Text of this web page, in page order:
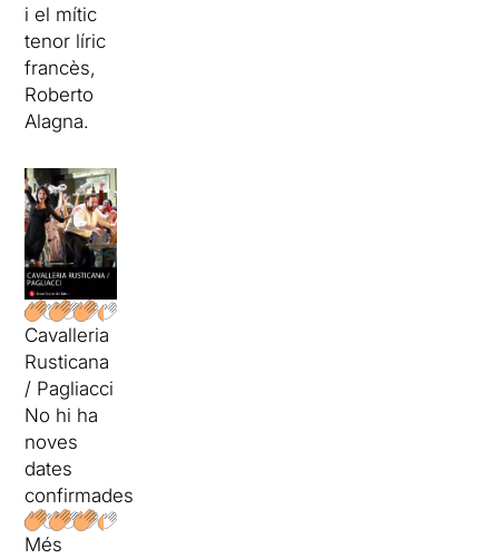
i el mític
tenor líric
francès,
Roberto
Alagna.
Cavalleria
Rusticana
/ Pagliacci
No hi ha
noves
dates
confirmades
Més